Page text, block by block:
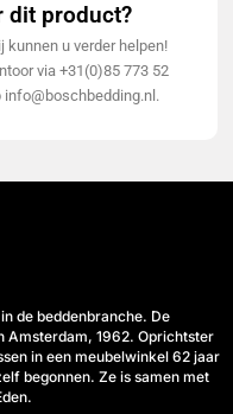
dit product?
kunnen u verder helpen!
via +31(0)85 773 52
de beddenbranche. De
Amsterdam, 1962. Oprichtster
in een meubelwinkel 62 jaar
begonnen. Ze is samen met